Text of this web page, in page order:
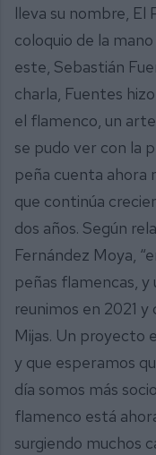
lleva su nombre, El
coloquio de la
este, Sebastián
charla, Fuentes
el flamenco, un
se pudo ver con la
peña cuenta ahora
que continúa
dos años. Según
Fernández Moya,
peñas flamencas, y
reunimos en 2021
Mijas. Un proyecto
y que esperamos
día somos más
flamenco está
surgiendo muchos